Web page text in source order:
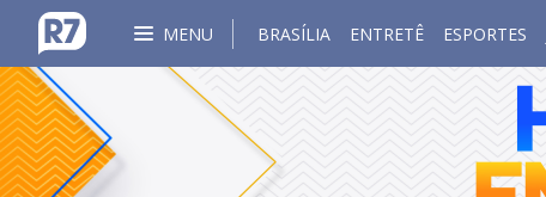
MENU BRASÍLIA ENTRETÊ ESPORTES